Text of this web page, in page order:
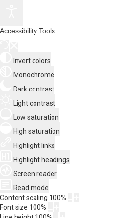
Accessibility Tools
Invert colors
Monochrome
Dark contrast
Light contrast
Low saturation
High saturation
Highlight links
Highlight headings
Screen reader
Read mode
Content scaling 100%
Font size 100%